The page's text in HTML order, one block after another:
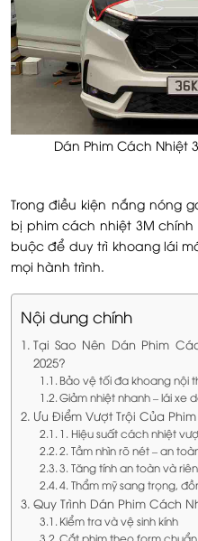
Dán Phim Cách Nhiệt
Trong điều kiện nắng nóng
bị phim cách nhiệt 3M
buộc để duy trì khoang lái
mọi hành trình.
Nội dung chính
Tại Sao Nên Dán Phim
2025?
Bảo vệ tối đa khoang nội
Giảm nhiệt nhanh – lái xe
Ưu Điểm Vượt Trội Của
1. Hiệu suất cách nhiệt
2. Tầm nhìn rõ nét – an
3. Tăng tính an toàn và
4. Thẩm mỹ sang trọng,
Quy Trình Dán Phim Cách
Kiểm tra và vệ sinh kính
Cắt phim theo form chuẩn